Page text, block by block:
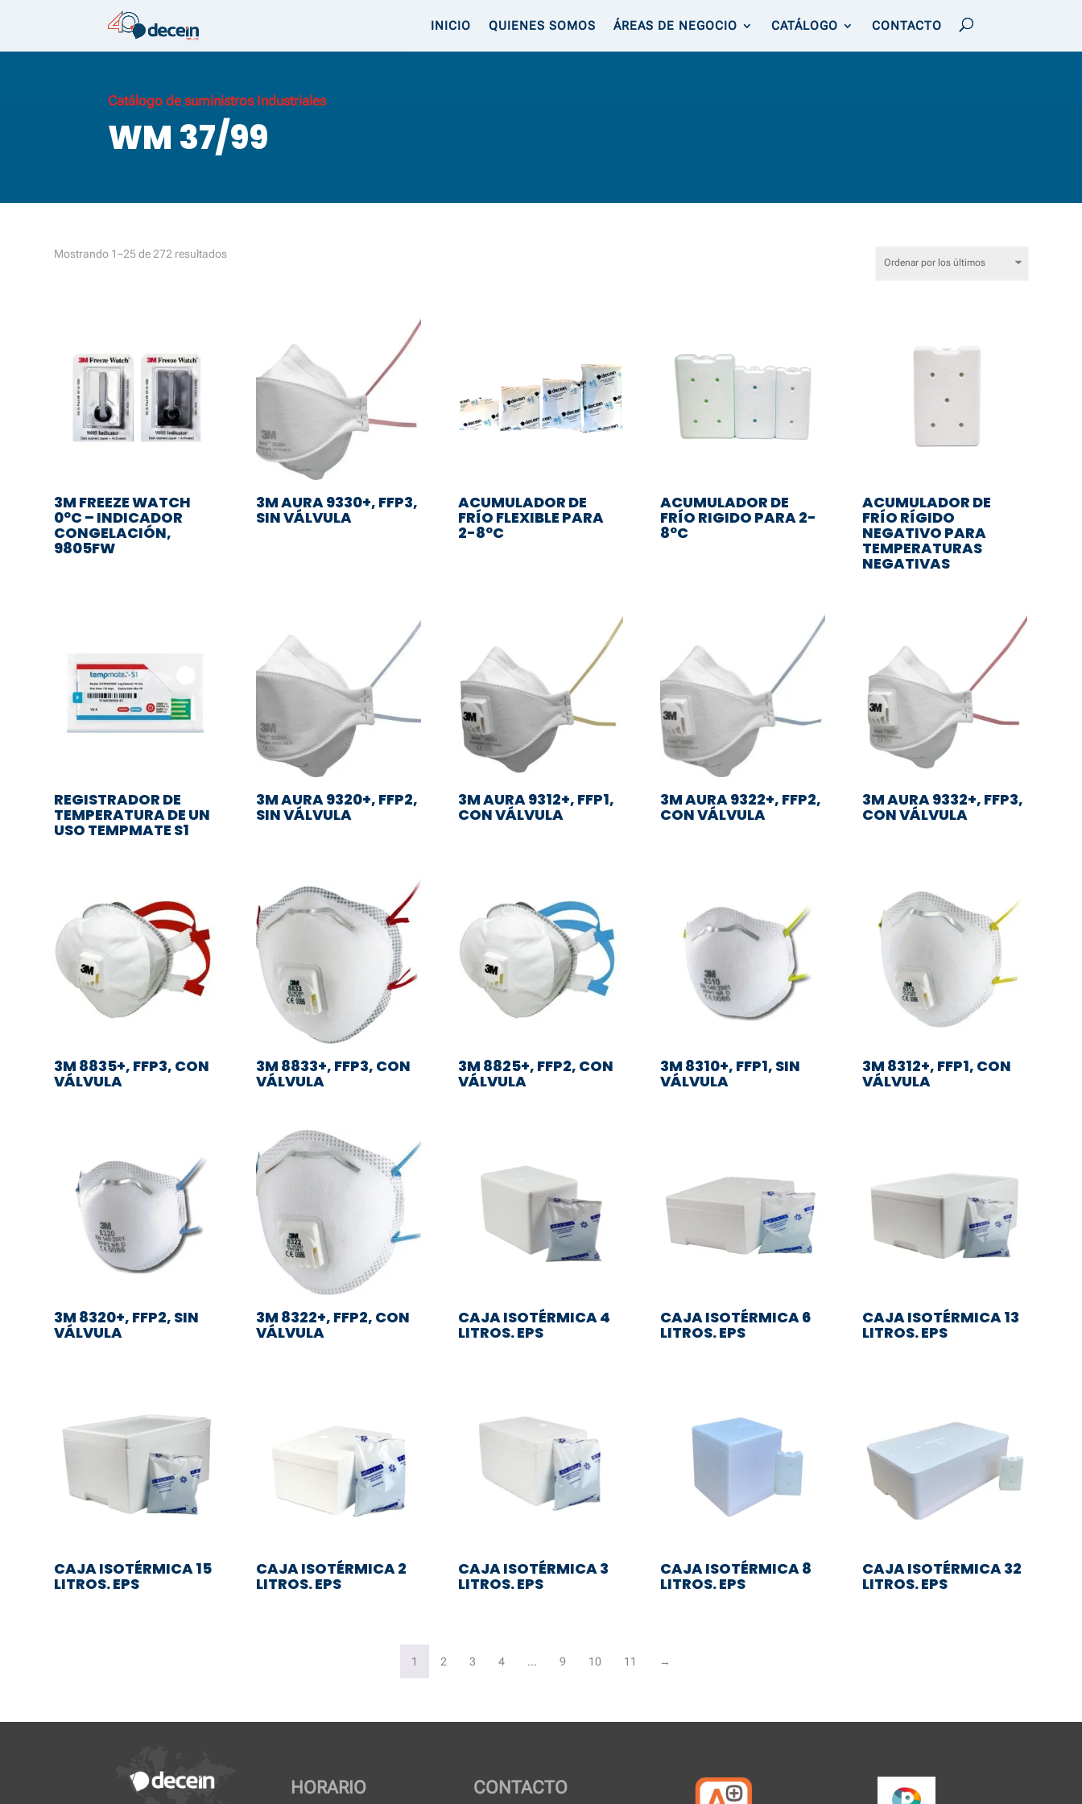
INICIO QUIENES SOMOS ÁREAS DE NEGOCIO CATÁLOGO CONTACTO
Catálogo de suministros Industriales
WM 37/99
Mostrando 1–25 de 272 resultadosOrdenado
3M FREEZE WATCH
0ºC – INDICADOR
CONGELACIÓN,
9805FW
3M AURA 9330+, FFP3,
SIN VÁLVULA
ACUMULADOR DE
FRÍO FLEXIBLE PARA
2-8ºC
ACUMULADOR DE
FRÍO RIGIDO PARA 2-
8ºC
ACUMULADOR DE
FRÍO RÍGIDO
NEGATIVO PARA
TEMPERATURAS
NEGATIVAS
REGISTRADOR DE
TEMPERATURA DE UN
USO TEMPMATE S1
3M AURA 9320+, FFP2,
SIN VÁLVULA
3M AURA 9312+, FFP1,
CON VÁLVULA
3M AURA 9322+, FFP2,
CON VÁLVULA
3M AURA 9332+, FFP3,
CON VÁLVULA
3M 8835+, FFP3, CON
VÁLVULA
3M 8833+, FFP3, CON
VÁLVULA
3M 8825+, FFP2, CON
VÁLVULA
3M 8310+, FFP1, SIN
VÁLVULA
3M 8312+, FFP1, CON
VÁLVULA
3M 8320+, FFP2, SIN
VÁLVULA
3M 8322+, FFP2, CON
VÁLVULA
CAJA ISOTÉRMICA 4
LITROS. EPS
CAJA ISOTÉRMICA 6
LITROS. EPS
CAJA ISOTÉRMICA 13
LITROS. EPS
CAJA ISOTÉRMICA 15
LITROS. EPS
CAJA ISOTÉRMICA 2
LITROS. EPS
CAJA ISOTÉRMICA 3
LITROS. EPS
CAJA ISOTÉRMICA 8
LITROS. EPS
CAJA ISOTÉRMICA 32
LITROS. EPS
1 2 3 4 … 9 10 11 →
HORARIO CONTACTO